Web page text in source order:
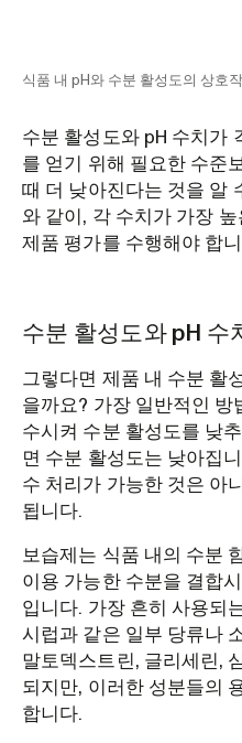
식품 내 pH와 수분 활성도의 상호
수분 활성도와 pH 수치가
를 얻기 위해 필요한 수준
때 더 낮아진다는 것을 알
와 같이, 각 수치가 가장
제품 평가를 수행해야 합
수분 활성도와 pH 수
그렇다면 제품 내 수분 활
을까요? 가장 일반적인
수시켜 수분 활성도를 낮
면 수분 활성도는 낮아집
수 처리가 가능한 것은 아
됩니다.
보습제는 식품 내의 수분
이용 가능한 수분을 결합
입니다. 가장 흔히 사용되
시럽과 같은 일부 당류나
말토덱스트린, 글리세린,
되지만, 이러한 성분들의
합니다.